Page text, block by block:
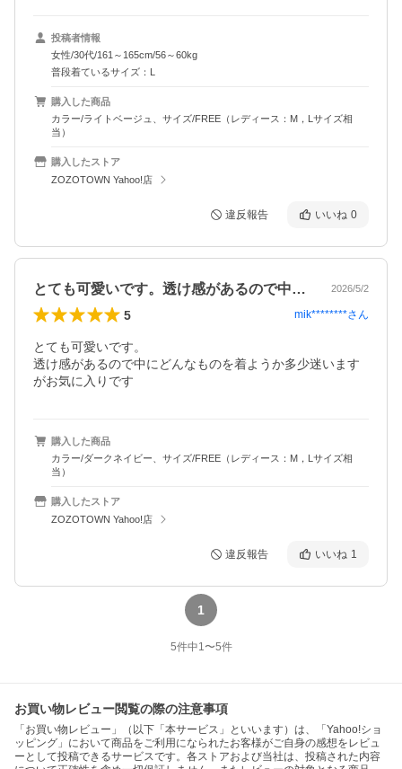
投稿者情報
女性/30代/161～165cm/56～60kg
普段着ているサイズ：L
購入した商品
カラー/ライトベージュ、サイズ/FREE（レディース：M，Lサイズ相
当）
購入したストア
ZOZOTOWN Yahoo!店
違反報告 いいね 0
とても可愛いです。透け感があるので中に… 2026/5/2
5 mik********さん
とても可愛いです。
透け感があるので中にどんなものを着ようか多少迷います
がお気に入りです
購入した商品
カラー/ダークネイビー、サイズ/FREE（レディース：M，Lサイズ相
当）
購入したストア
ZOZOTOWN Yahoo!店
違反報告 いいね 1
1
5件中1〜5件
お買い物レビュー閲覧の際の注意事項
「お買い物レビュー」（以下「本サービス」といいます）は、「Yahoo!ショ
ッピング」において商品をご利用になられたお客様がご自身の感想をレビュ
ーとして投稿できるサービスです。各ストアおよび当社は、投稿された内容